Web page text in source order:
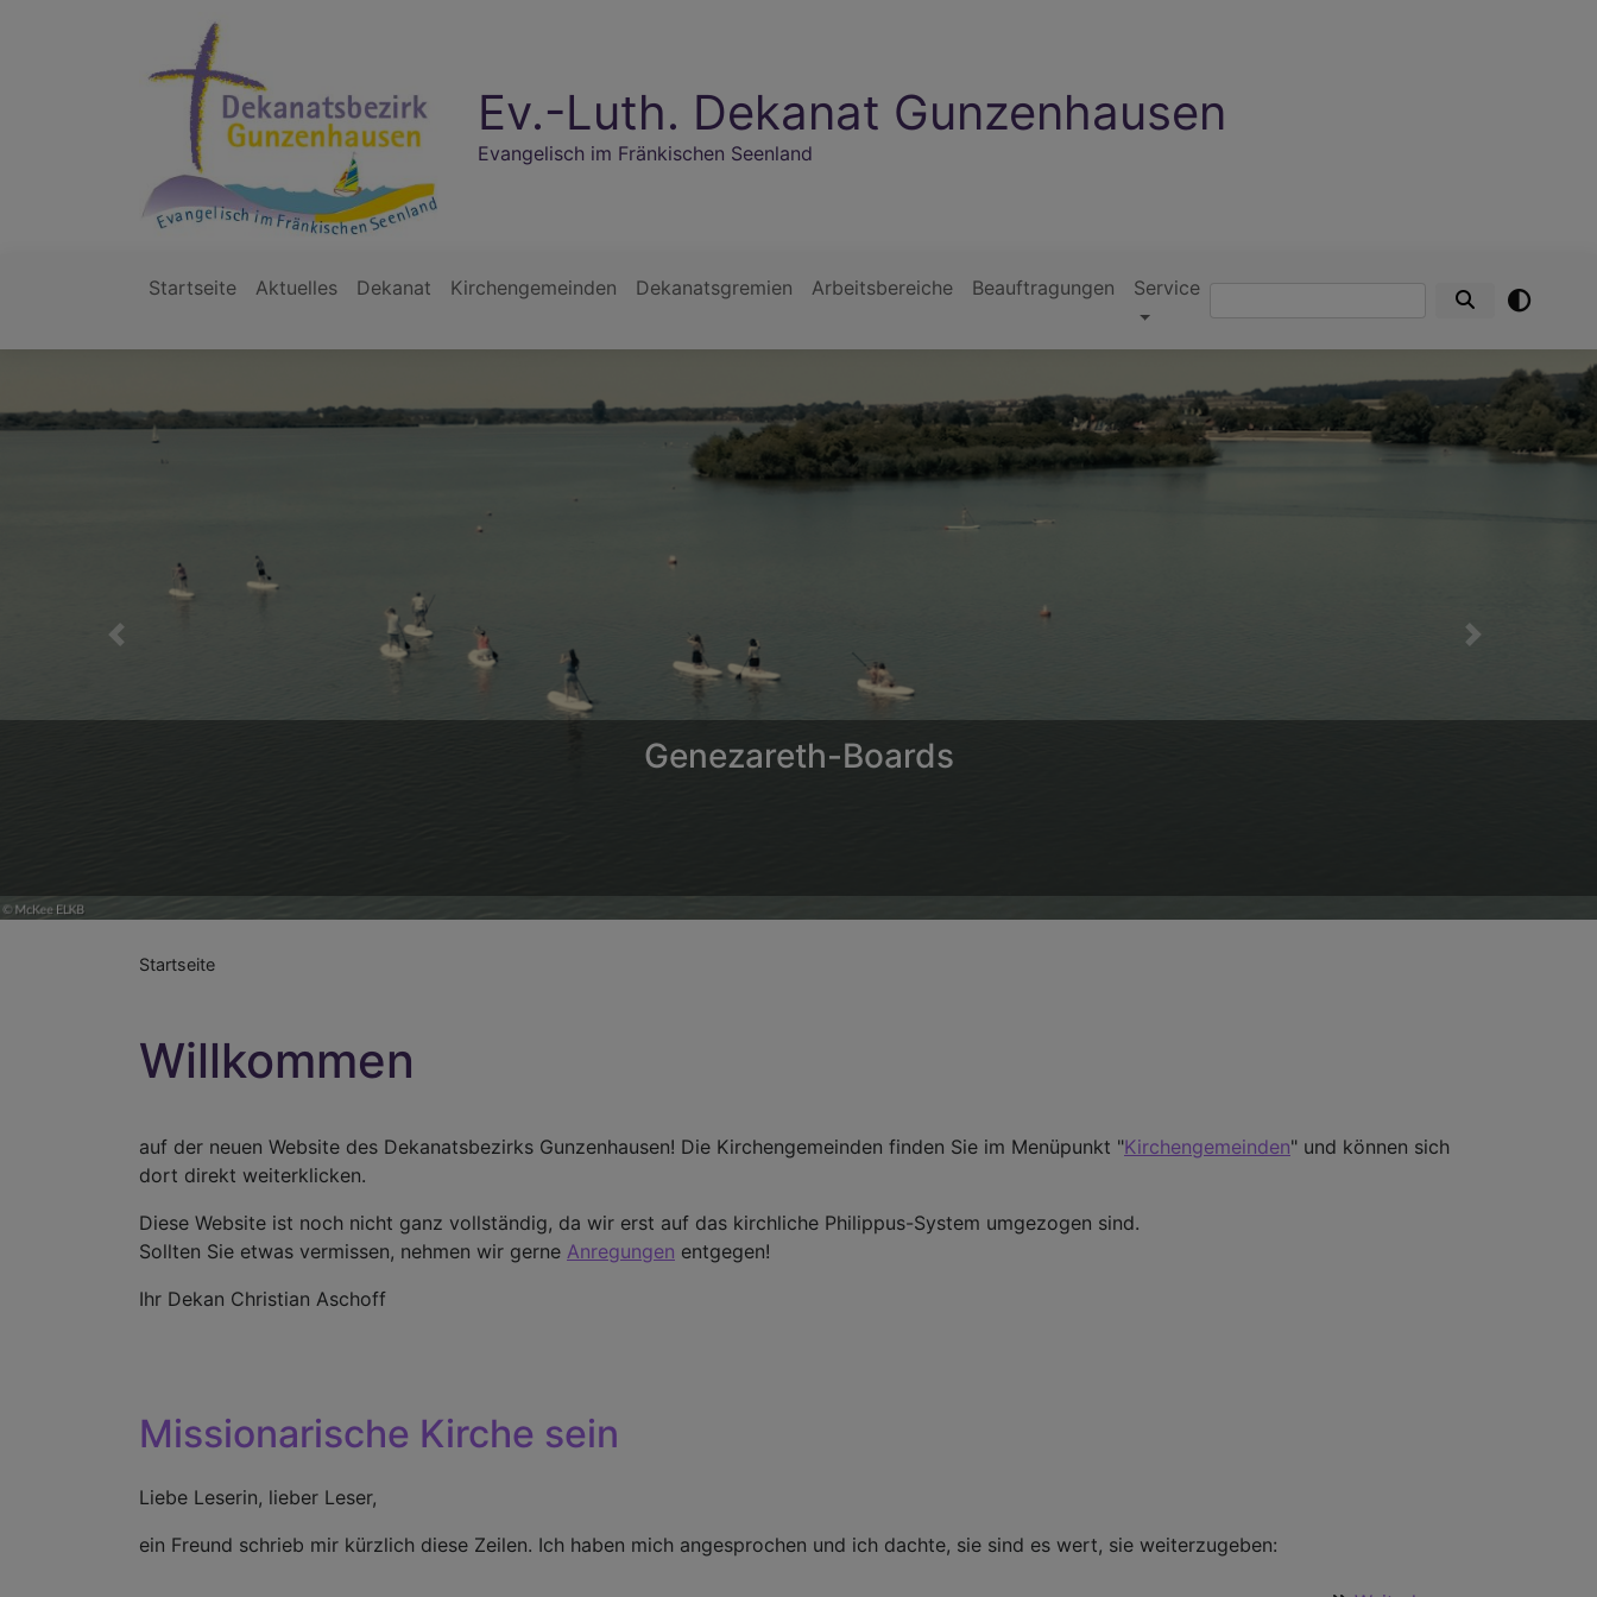
Ev.-Luth. Dekanat Gunzenhausen
Evangelisch im Fränkischen Seenland
Startseite Aktuelles Dekanat Kirchengemeinden Dekanatsgremien Arbeitsbereiche Beauftragungen ServiceSuche
Previous Next
Startseite
Willkommen
auf der neuen Website des Dekanatsbezirks Gunzenhausen! Die Kirchengemeinden finden Sie im Menüpunkt "Kirchengemeinden" und können sich
dort direkt weiterklicken.
Diese Website ist noch nicht ganz vollständig, da wir erst auf das kirchliche Philippus-System umgezogen sind.
Sollten Sie etwas vermissen, nehmen wir gerne Anregungen entgegen!
Ihr Dekan Christian Aschoff
Missionarische Kirche sein
Liebe Leserin, lieber Leser,
ein Freund schrieb mir kürzlich diese Zeilen. Ich haben mich angesprochen und ich dachte, sie sind es wert, sie weiterzugeben: